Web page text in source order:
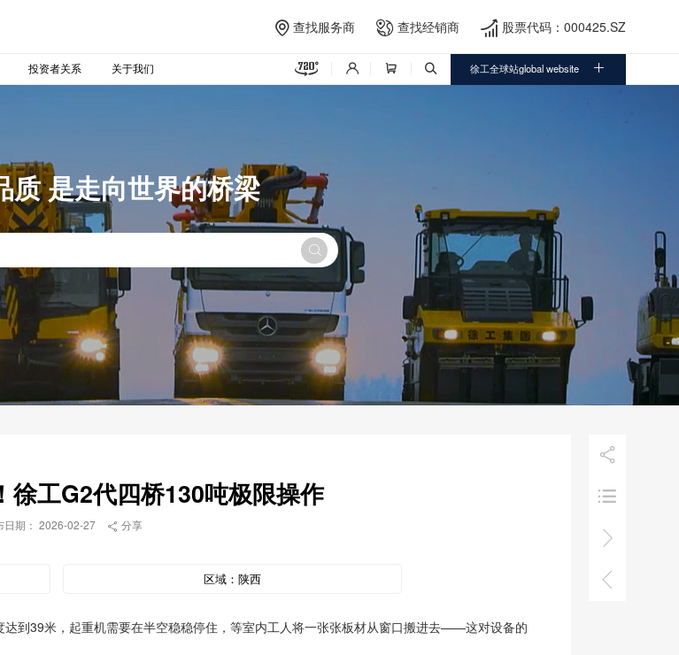
 查找服务商  查找经销商  股票代码：000425.SZ
投资者关系 关于我们     徐工全球站global website 
质 是走向世界的桥梁





徐工G2代四桥130吨极限操作
日期： 2026-02-27  分享
区域：陕西
到39米，起重机需要在半空稳稳停住，等室内工人将一张张板材从窗口搬进去——这对设备的